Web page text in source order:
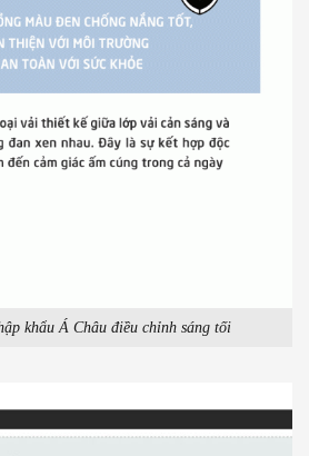
khẩu Á Châu điều chỉnh sáng tối